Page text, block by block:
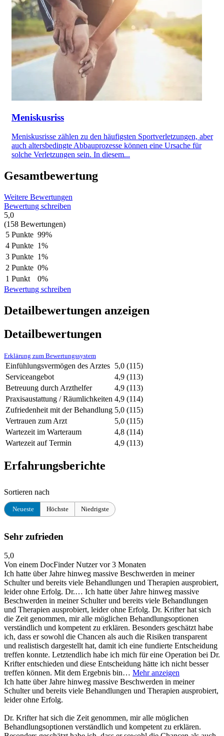
Meniskusriss
Meniskusrisse zählen zu den häufigsten Sportverletzungen, aber
auch altersbedingte Abbauprozesse können eine Ursache für
solche Verletzungen sein. In diesem...
Gesamtbewertung
Weitere Bewertungen
Bewertung schreiben
5,0
(158 Bewertungen)
5 Punkte 99%
4 Punkte 1%
3 Punkte 1%
2 Punkte 0%
1 Punkt
0%
Bewertung schreiben
Detailbewertungen anzeigen
Detailbewertungen
Erklärung zum Bewertungssystem
Einfühlungsvermögen des Arztes 5,0 (115)
Serviceangebot
4,9 (113)
Betreuung durch Arzthelfer
4,9 (113)
Praxisaustattung / Räumlichkeiten 4,9 (114)
Zufriedenheit mit der Behandlung 5,0 (115)
Vertrauen zum Arzt
5,0 (115)
Wartezeit im Warteraum
4,8 (114)
Wartezeit auf Termin
4,9 (113)
Erfahrungsberichte
Sortieren nach
Neueste Höchste Niedrigste
Sehr zufrieden
5,0
Von einem DocFinder Nutzervor 3 Monaten
Ich hatte über Jahre hinweg massive Beschwerden in meiner
Schulter und bereits viele Behandlungen und Therapien ausprobiert,
leider ohne Erfolg. Dr.… Ich hatte über Jahre hinweg massive
Beschwerden in meiner Schulter und bereits viele Behandlungen
und Therapien ausprobiert, leider ohne Erfolg. Dr. Krifter hat sich
die Zeit genommen, mir alle möglichen Behandlungsoptionen
verständlich und kompetent zu erklären. Besonders geschätzt habe
ich, dass er sowohl die Chancen als auch die Risiken transparent
und realistisch dargestellt hat, damit ich eine fundierte Entscheidung
treffen konnte. Letztendlich habe ich mich für eine Operation bei Dr.
Krifter entschieden und diese Entscheidung hätte ich nicht besser
treffen können. Mit dem Ergebnis bin… Mehr anzeigen
Ich hatte über Jahre hinweg massive Beschwerden in meiner
Schulter und bereits viele Behandlungen und Therapien ausprobiert,
leider ohne Erfolg.
Dr. Krifter hat sich die Zeit genommen, mir alle möglichen
Behandlungsoptionen verständlich und kompetent zu erklären.